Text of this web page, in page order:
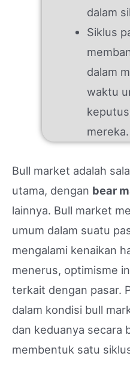
dalam
Siklus
dalam
waktu
mereka.
Bull market adalah
utama, dengan bear
lainnya. Bull market
umum dalam suatu
mengalami kenaikan
menerus, optimisme
terkait dengan pasar.
dalam kondisi bull
dan keduanya secara
membentuk satu